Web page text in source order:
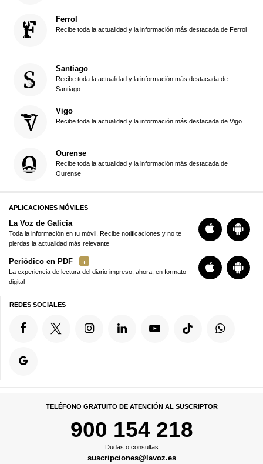
Ferrol
Recibe toda la actualidad y la información más destacada de Ferrol
Santiago
Recibe toda la actualidad y la información más destacada de
Santiago
Vigo
Recibe toda la actualidad y la información más destacada de Vigo
Ourense
Recibe toda la actualidad y la información más destacada de
Ourense
APLICACIONES MÓVILES
La Voz de Galicia
Toda la información en tu móvil. Recibe notificaciones y no te
pierdas la actualidad más relevante
Periódico en PDF
La experiencia de lectura del diario impreso, ahora, en formato
digital
REDES SOCIALES
TELÉFONO GRATUITO DE ATENCIÓN AL SUSCRIPTOR
900 154 218
Dudas o consultas
suscripciones@lavoz.es